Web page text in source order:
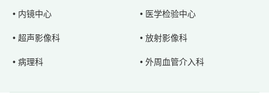
• 内镜中心 • 医学检验中心
• 超声影像科 • 放射影像科
• 病理科 • 外周血管介入科